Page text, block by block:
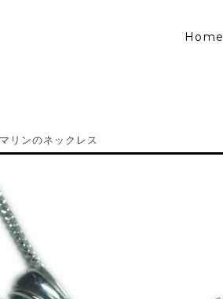
Home
リンのネックレス